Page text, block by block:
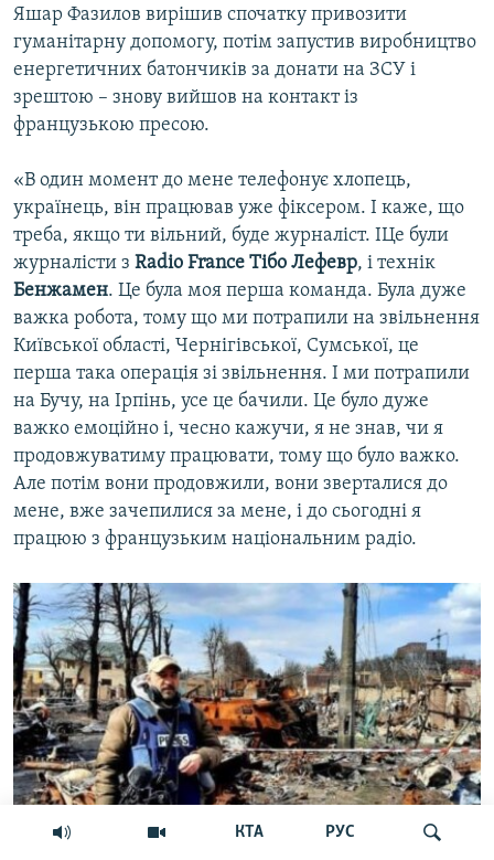
КТА РУС
Яшар Фазилов вирішив спочатку привозити
гуманітарну допомогу, потім запустив виробництво
енергетичних батончиків за донати на ЗСУ і
зрештою – знову вийшов на контакт із
французькою пресою.
«В один момент до мене телефонує хлопець,
українець, він працював уже фіксером. І каже, що
треба, якщо ти вільний, буде журналіст. ІЦе були
журналісти з Radio France Тібо Лефевр, і технік
Бенжамен. Це була моя перша команда. Була дуже
важка робота, тому що ми потрапили на звільнення
Київської області, Чернігівської, Сумської, це
перша така операція зі звільнення. І ми потрапили
на Бучу, на Ірпінь, усе це бачили. Це було дуже
важко емоційно і, чесно кажучи, я не знав, чи я
продовжуватиму працювати, тому що було важко.
Але потім вони продовжили, вони зверталися до
мене, вже зачепилися за мене, і до сьогодні я
працюю з французьким національним радіо.